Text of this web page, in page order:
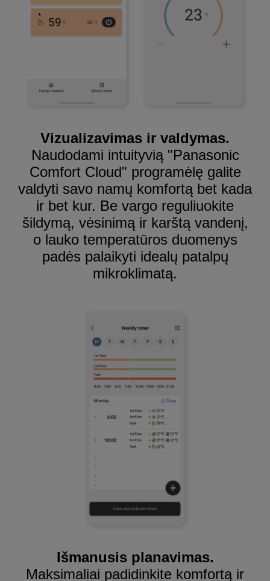
Vizualizavimas ir valdymas.
Naudodami intuityvią "Panasonic
Comfort Cloud" programėlę galite
valdyti savo namų komfortą bet kada
ir bet kur. Be vargo reguliuokite
šildymą, vėsinimą ir karštą vandenį,
o lauko temperatūros duomenys
padės palaikyti idealų patalpų
mikroklimatą.
Išmanusis planavimas.
Maksimaliai padidinkite komfortą ir